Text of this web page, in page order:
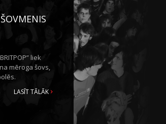
liek
mēroga šovs,
LASĪT TĀLĀK